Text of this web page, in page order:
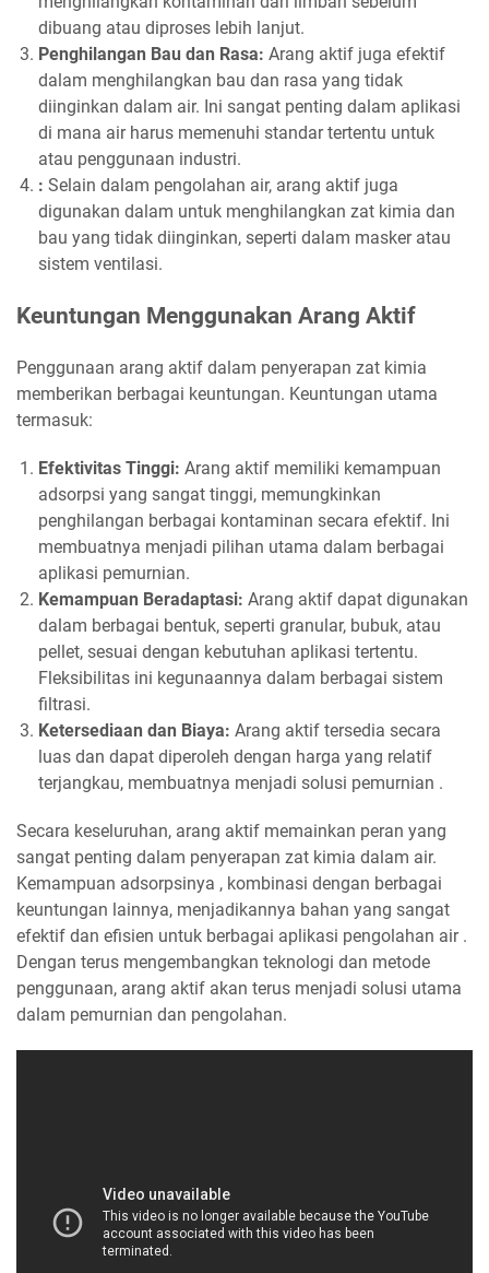
dibuang atau diproses lebih lanjut.
Penghilangan Bau dan Rasa: Arang aktif juga efektif
dalam menghilangkan bau dan rasa yang tidak
diinginkan dalam air. Ini sangat penting dalam aplikasi
di mana air harus memenuhi standar tertentu untuk
atau penggunaan industri.
: Selain dalam pengolahan air, arang aktif juga
digunakan dalam untuk menghilangkan zat kimia dan
bau yang tidak diinginkan, seperti dalam masker atau
sistem ventilasi.
Keuntungan Menggunakan Arang Aktif
Penggunaan arang aktif dalam penyerapan zat kimia
memberikan berbagai keuntungan. Keuntungan utama
termasuk:
Efektivitas Tinggi: Arang aktif memiliki kemampuan
adsorpsi yang sangat tinggi, memungkinkan
penghilangan berbagai kontaminan secara efektif. Ini
membuatnya menjadi pilihan utama dalam berbagai
aplikasi pemurnian.
Kemampuan Beradaptasi: Arang aktif dapat digunakan
dalam berbagai bentuk, seperti granular, bubuk, atau
pellet, sesuai dengan kebutuhan aplikasi tertentu.
Fleksibilitas ini kegunaannya dalam berbagai sistem
filtrasi.
Ketersediaan dan Biaya: Arang aktif tersedia secara
luas dan dapat diperoleh dengan harga yang relatif
terjangkau, membuatnya menjadi solusi pemurnian .
Secara keseluruhan, arang aktif memainkan peran yang
sangat penting dalam penyerapan zat kimia dalam air.
Kemampuan adsorpsinya , kombinasi dengan berbagai
keuntungan lainnya, menjadikannya bahan yang sangat
efektif dan efisien untuk berbagai aplikasi pengolahan air .
Dengan terus mengembangkan teknologi dan metode
penggunaan, arang aktif akan terus menjadi solusi utama
dalam pemurnian dan pengolahan.